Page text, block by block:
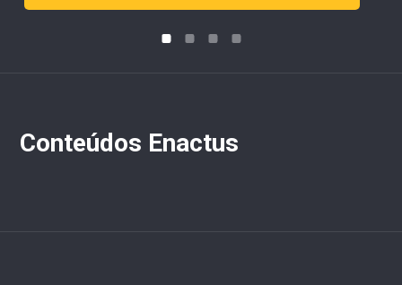
Conteúdos Enactus